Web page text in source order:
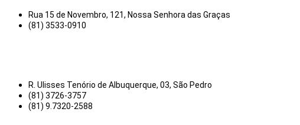
Rua 15 de Novembro, 121, Nossa Senhora das Graças
(81) 3533-0910
R. Ulisses Tenório de Albuquerque, 03, São Pedro
(81) 3726-3757
(81) 9.7320-2588